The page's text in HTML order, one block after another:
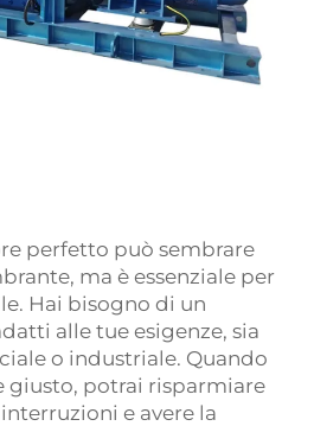
perfetto può sembrare
ma è essenziale per
Hai bisogno di un
alle tue esigenze, sia
o industriale. Quando
giusto, potrai risparmiare
e avere la